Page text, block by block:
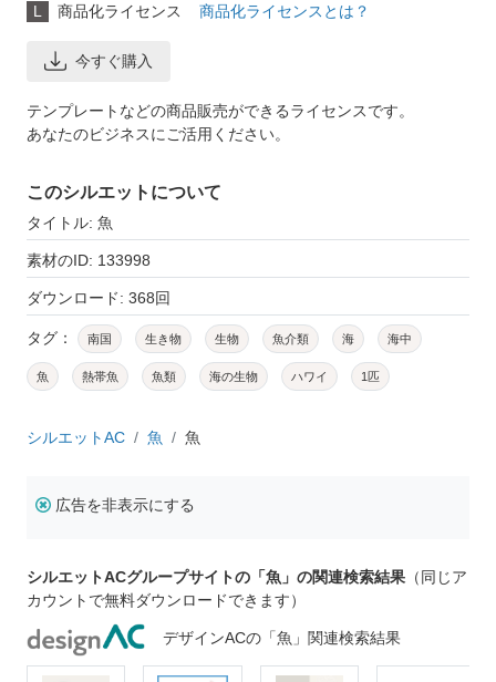
L 商品化ライセンス 商品化ライセンスとは？
今すぐ購入
テンプレートなどの商品販売ができるライセンスです。
あなたのビジネスにご活用ください。
このシルエットについて
タイトル: 魚
素材のID: 133998
ダウンロード: 368回
タグ： 南国 生き物 生物 魚介類 海 海中
魚 熱帯魚 魚類 海の生物 ハワイ 1匹
シルエットAC 魚 魚
広告を非表示にする
シルエットACグループサイトの「魚」の関連検索結果 （同じア
カウントで無料ダウンロードできます）
デザインACの「魚」関連検索結果